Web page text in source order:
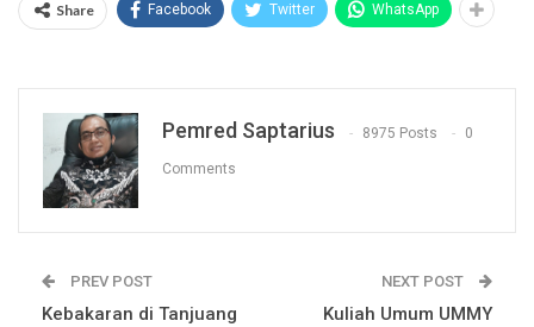
Share Facebook Twitter WhatsApp
Pemred Saptarius 8975 Posts 0
Comments
PREV POST
Kebakaran di Tanjuang
NEXT POST
Kuliah Umum UMMY